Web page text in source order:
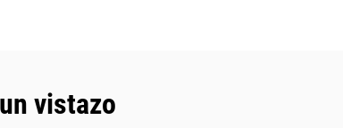
vistazo